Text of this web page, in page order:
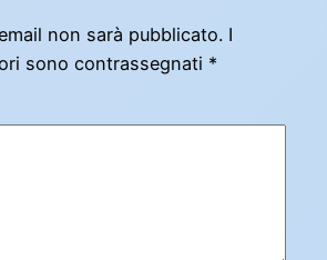
non sarà pubblicato. I
sono contrassegnati *